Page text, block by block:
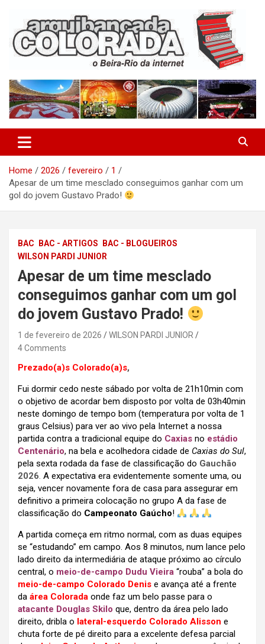
content
Arquibancada Colorada
Home 2026 fevereiro
1
Apesar de um time mesclado conseguimos ganhar com um
gol do jovem Gustavo Prado!
BAC BAC - ARTIGOS
BAC - BLOGUEIROS
WILSON PARDI JUNIOR
Apesar de um time mesclado
conseguimos ganhar com um gol
do jovem Gustavo Prado!
1 de fevereiro de 2026
WILSON PARDI JUNIOR
4 Comments
Prezado(a)s Colorado(a)s,
Fui dormir cedo neste sábado por volta de 21h10min com
o objetivo de acordar bem disposto por volta de 03h40min
neste domingo de tempo bom (temperatura por volta de 1
graus Celsius) para ver ao vivo pela Internet a nossa
partida contra a tradicional equipe do Caxias no estádio
Centenário, na bela e acolhedora cidade de Caxias do Sul,
pela sexta rodada da fase de classificação do Gauchão
2026. A expectativa era evidentemente somente uma, ou
seja, vencer novamente fora de casa para assegurar em
definitivo a primeira colocação no grupo A da fase de
classificação do Campeonato Gaúcho!
A partida começa em ritmo normal, com as duas equipes
se “estudando” em campo. Aos 8 minutos, num lance pelo
lado direito da intermediária de ataque próximo ao círculo
central, o meio-de-campo Dudu Vieira “rouba” a bola do
meio-de-campo Colorado Denis e avança até a frente
da área Colorada onde faz um belo passe para o
atacante Douglas Skilo que, dentro da área pelo lado
direito, dribla o lateral-esquerdo Colorado Alisson e
chuta forte de pé direito para a excelente defesa parcial